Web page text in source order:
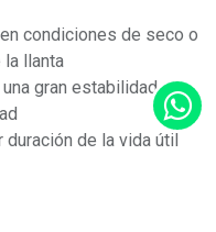
condiciones de seco o
la llanta
gran estabilidad y
de la vida útil